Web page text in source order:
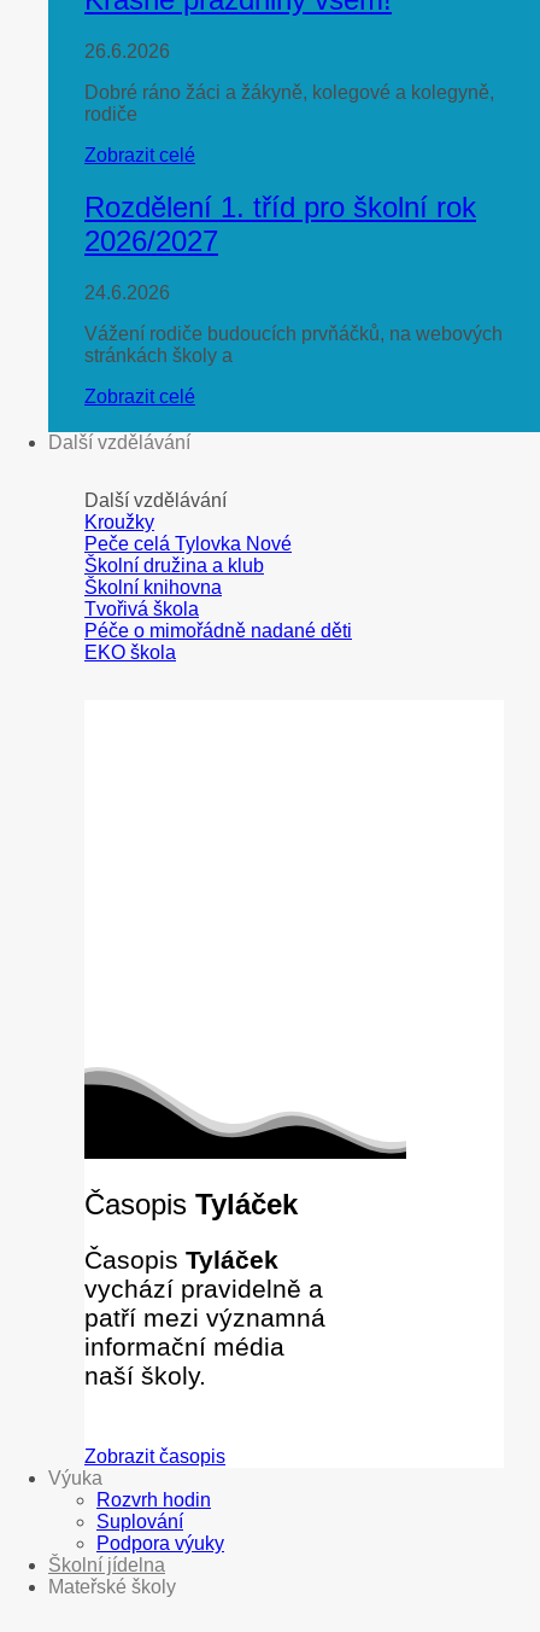
26.6.2026
Dobré ráno žáci a žákyně, kolegové a kolegyně,
rodiče
Zobrazit celé
Rozdělení 1. tříd pro školní rok
2026/2027
24.6.2026
Vážení rodiče budoucích prvňáčků, na webových
stránkách školy a
Zobrazit celé
Další vzdělávání
Další vzdělávání
Kroužky
Peče celá Tylovka
Školní družina a klub
Školní knihovna
Tvořivá škola
Péče o mimořádně nadané děti
EKO škola
Časopis Tyláček
Časopis Tyláček
vychází pravidelně a
patří mezi významná
informační média
naší školy.
Zobrazit časopis
Výuka
Rozvrh hodin
Suplování
Podpora výuky
Školní jídelna
Mateřské školy